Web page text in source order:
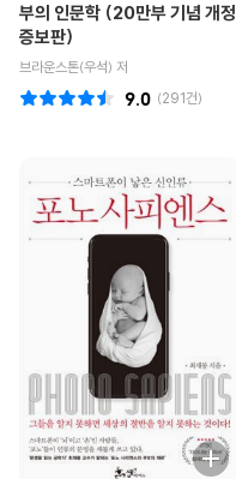
부의 인문학 (20만부 기념 개정
증보판)
브라운스톤(우석) 저
(291건)
9.0